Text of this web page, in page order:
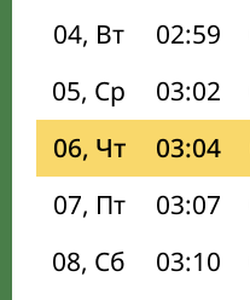
04, Вт
02:59
05, Ср
03:02
06, Чт
03:04
07, Пт
03:07
08, Сб
03:10